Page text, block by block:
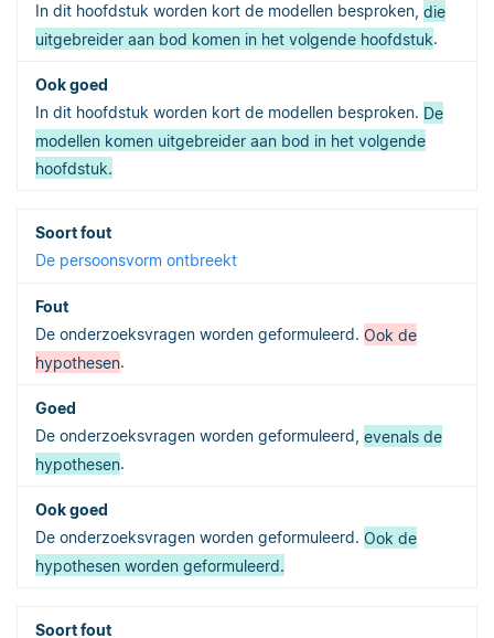
In dit hoofdstuk worden kort de modellen besproken, die
uitgebreider aan bod komen in het volgende hoofdstuk.
In dit hoofdstuk worden kort de modellen besproken. De
modellen komen uitgebreider aan bod in het volgende
hoofdstuk.
De persoonsvorm ontbreekt
De onderzoeksvragen worden geformuleerd. Ook de
hypothesen.
De onderzoeksvragen worden geformuleerd, evenals de
hypothesen.
De onderzoeksvragen worden geformuleerd. Ook de
hypothesen worden geformuleerd.